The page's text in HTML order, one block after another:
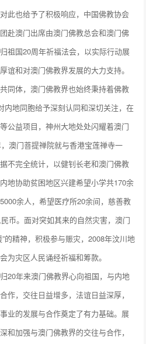
此也给予了积极响应，中国佛教协会
赴澳门出席由澳门佛教总会和澳门佛
祖国20周年祈福法会，以实际行动展
谊和对澳门佛教界发展的大力支持。
同体，澳门佛教界也始终秉持着佛教
内地同胞给予深刻认同和深切关注，在
公益项目，神州大地处处闪耀着澳门
澳门菩提禅院就与香港宝莲禅寺一
不完全统计，以健钊长老和澳门佛教
地协助贫困地区兴建希望小学共170余
余人，希望医疗所20余间，慈善教
币。面对突如其来的自然灾害，澳门
的精神，积极参与赈灾，2008年汶川地
为灾区人民诵经祈福和筹款。
20年来澳门佛教界心向祖国，与内地
作，交往日益增多，法谊日益深厚，
业的发展与合作奠定了有力基础。展
和加强与澳门佛教界的交往与合作，